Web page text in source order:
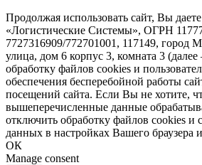
Продолжая использовать сайт, Вы
«Логистические Системы», ОГРН
7727316909/772701001, 117149, город
улица, дом 6 корпус 3, комната 3
обработку файлов cookies и
обеспечения бесперебойной работы
посещений сайта. Если Вы не хотите,
вышеперечисленные данные
отключить обработку файлов cookies и
данных в настройках Вашего браузера
ОК
Manage consent